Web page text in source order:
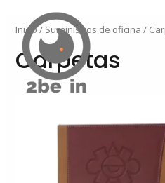
contenido
Inicio/ Suministros de oficina /
Carpetas